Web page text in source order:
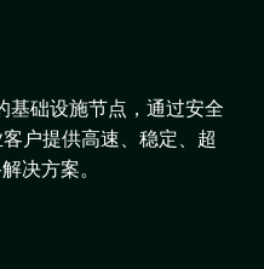
基础设施节点，通过安全
户提供高速、稳定、超
决方案。